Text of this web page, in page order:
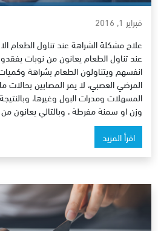
فبراير 1, 2016
علاج مشكلة الشراهة عند تناول الطعام
عند تناول الطعام يعانون من نوبات
انفسهم ويتناولون الطعام بشراهة
المرضي العصبي، لا يمر المصابين بحالات
المسهلات ومدرات البول وغيرها،
وزن او سمنة مفرطة ، وبالتالي يعانون
اقرأ المزيد